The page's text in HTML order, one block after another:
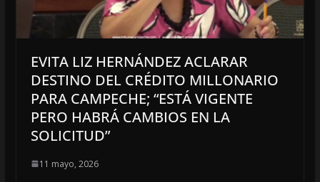
EVITA LIZ HERNÁNDEZ ACLARAR
DESTINO DEL CRÉDITO MILLONARIO
PARA CAMPECHE; “ESTÁ VIGENTE
PERO HABRÁ CAMBIOS EN LA
SOLICITUD”
11 mayo, 2026